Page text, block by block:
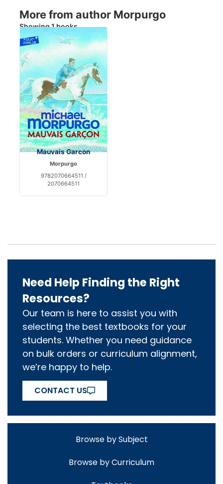
More from author Morpurgo
Showing 1 books
Mauvais Garcon
Morpurgo
9782070664511 /
2070664511
Need Help Finding the Right
Resources?
Our team is here to assist you with
selecting the best textbooks for your
students. Whether you need guidance
on bulk orders or curriculum alignment,
we’re happy to help.
CONTACT US
Browse by Subject
Browse by Curriculum